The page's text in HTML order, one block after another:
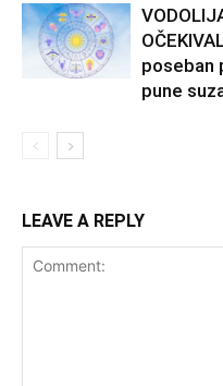
poseban
pune
LEAVE A REPLY